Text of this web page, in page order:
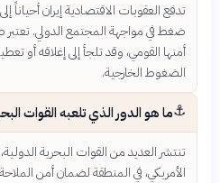
تدفع العقوبات الاقتصادية إيران أحياناً
ضغط في مواجهة المجتمع الدولي. تعتبر
أمنها القومي، وقد تلجأ إلى إغلاقه أو
الضغوط الخارجية.
⚓ما هو الدور الذي تلعبه القوات
تنتشر العديد من القوات البحرية
الأمريكي، في المنطقة لضمان أمن